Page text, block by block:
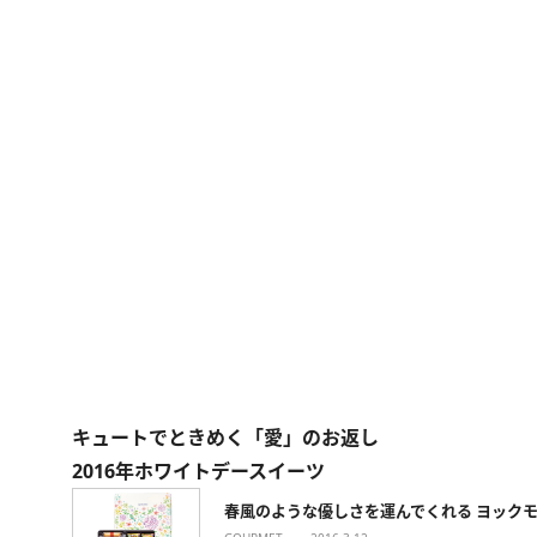
キュートでときめく「愛」のお返し
2016年ホワイトデースイーツ
春風のような優しさを運んでくれる ヨック